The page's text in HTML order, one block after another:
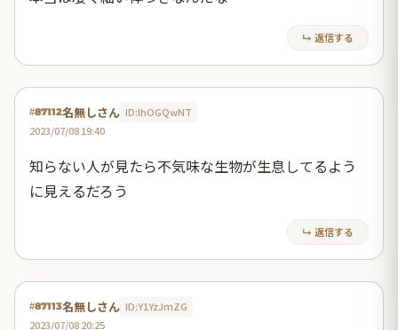
↳ 返信する
#87112名無しさん ID:lhOGQwNT
2023/07/08 19:40
知らない人が見たら不気味な生物が生息してるよう
に見えるだろう
↳ 返信する
#87113名無しさん ID:Y1YzJmZG
2023/07/08 20:25